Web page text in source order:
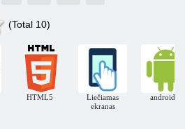
(Total 10)
HTML5
Liečiamas
ekranas
androidas